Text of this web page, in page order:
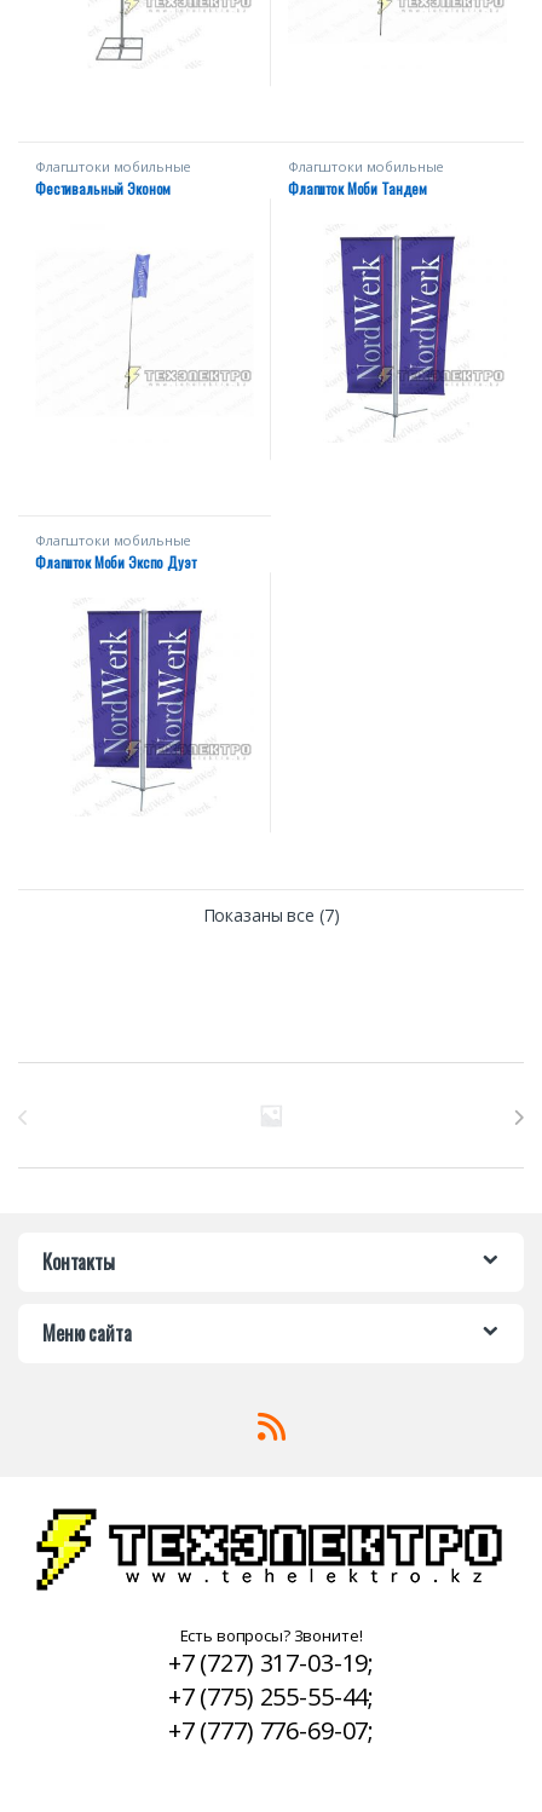
Флагштоки мобильные
Фестивальный Эконом
Флагштоки мобильные
Флагшток Моби Тандем
Флагштоки мобильные
Флагшток Моби Экспо Дуэт
Показаны все (7)
Контакты
Меню сайта
Есть вопросы? Звоните!
+7 (727) 317-03-19;
+7 (775) 255-55-44;
+7 (777) 776-69-07;